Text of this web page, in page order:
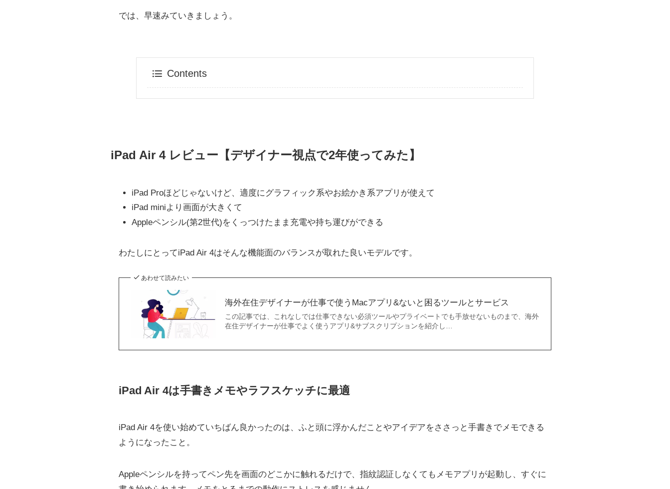
では、早速みていきましょう。
Contents
iPad Air 4 レビュー【デザイナー視点で2年使ってみた】
iPad Proほどじゃないけど、適度にグラフィック系やお絵かき系アプリが使えて
iPad miniより画面が大きくて
Appleペンシル(第2世代)をくっつけたまま充電や持ち運びができる
わたしにとってiPad Air 4はそんな機能面のバランスが取れた良いモデルです。
あわせて読みたい
海外在住デザイナーが仕事で使うMacアプリ&ないと困るツールとサービス
この記事では、これなしでは仕事できない必須ツールやプライベートでも手放せないものまで、海外
在住デザイナーが仕事でよく使うアプリ&サブスクリプションを紹介し…
iPad Air 4は手書きメモやラフスケッチに最適
iPad Air 4を使い始めていちばん良かったのは、ふと頭に浮かんだことやアイデアをささっと手書きでメモできる
ようになったこと。
Appleペンシルを持ってペン先を画面のどこかに触れるだけで、指紋認証しなくてもメモアプリが起動し、すぐに